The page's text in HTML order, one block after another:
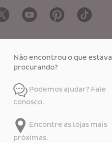
Não encontrou o que estava
procurando?
Podemos ajudar? Fale
conosco.
Encontre as lojas mais
próximas.